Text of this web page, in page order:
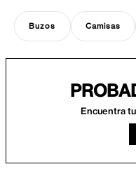
Buzos Camisas
Encuentra